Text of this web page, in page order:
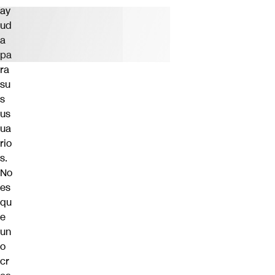
ay
ud
a
pa
ra
su
s
us
ua
rio
s.
No
es
qu
e
un
o
cr